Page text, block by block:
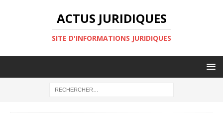
ACTUS JURIDIQUES
SITE D'INFORMATIONS JURIDIQUES